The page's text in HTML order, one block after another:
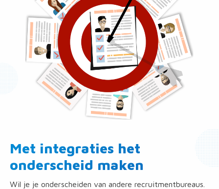
Met integraties het
onderscheid maken
Wil je je onderscheiden van andere recruitmentbureaus.